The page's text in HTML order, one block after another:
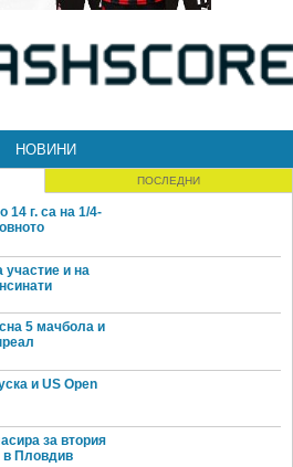
НОВИНИ
ПОСЛЕДНИ
14 г. са на 1/4-
участие и на
5 мачбола и
и US Open
за втория
в Пловдив